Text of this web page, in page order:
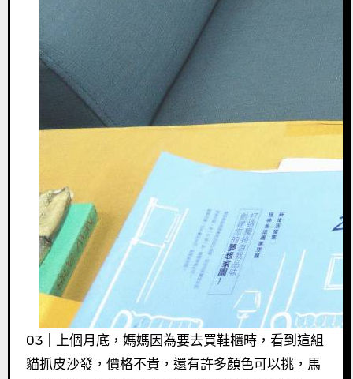
03｜上個月底，媽媽因為要去買鞋櫃時，看到這組
貓抓皮沙發，價格不貴，還有許多顏色可以挑，馬